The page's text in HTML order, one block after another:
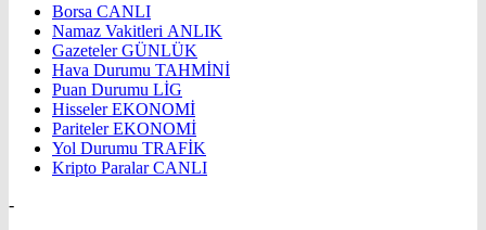
Borsa CANLI
Namaz Vakitleri ANLIK
GazetelerGÜNLÜK
Hava Durumu TAHMİNİ
Puan Durumu LİG
HisselerEKONOMİ
ParitelerEKONOMİ
Yol Durumu TRAFİK
Kripto ParalarCANLI
-